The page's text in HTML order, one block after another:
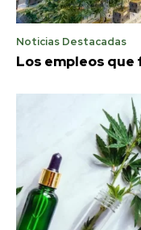
Noticias Destacadas
Los empleos que